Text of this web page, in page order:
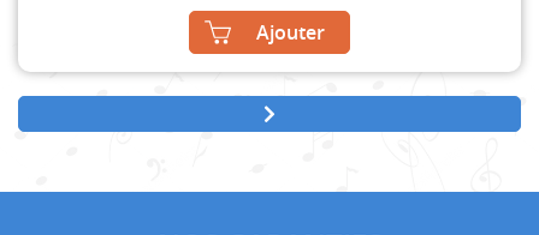
Ajouter